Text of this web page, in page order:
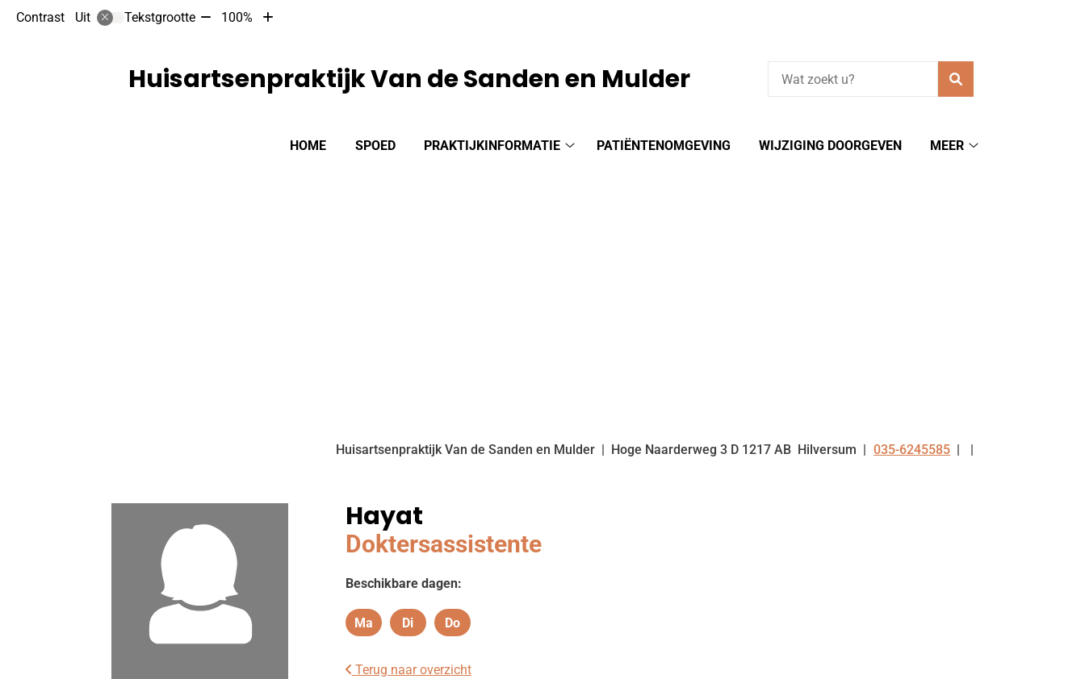
Contrast Uit Tekstgrootte Tekst
10%
100%
Tekst
HOME SPOED
PRAKTIJKINFORMATIE
PATIËNTENOMGEVING WIJZIGING DOORGEVEN
MEER
Huisartsenpraktijk Van de Sanden en Mulder
Huisartsenpraktijk Van de Sanden en Mulder Hoge Naarderweg 3 D 1217 AB Hilversum Tel:
035-6245585
Hayat
Doktersassistente
Beschikbare dagen:
Maandag
Ma Dinsdag
Di Donderdag
Do
Terug naar overzicht